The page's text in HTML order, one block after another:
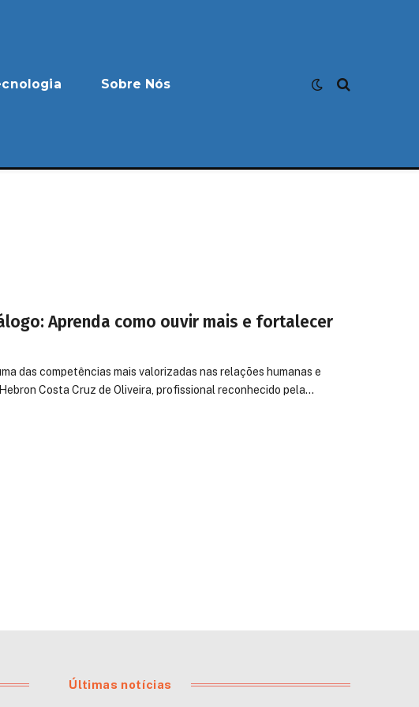
Sobre Nós
Aprenda como ouvir mais e fortalecer
das competências mais valorizadas nas relações humanas e
Costa Cruz de Oliveira, profissional reconhecido pela…
Últimas notícias